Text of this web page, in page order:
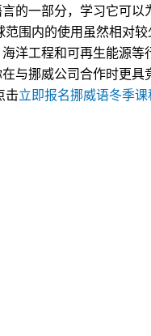
的一部分，学习它可以
围内的使用虽然相对
洋工程和可再生能源等
与挪威公司合作时更
击立即报名挪威语冬季课